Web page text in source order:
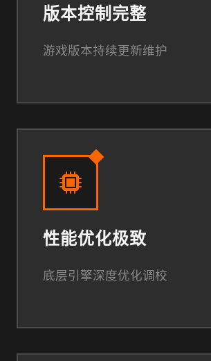
版本控制完整
游戏版本持续更新维护
性能优化极致
底层引擎深度优化调校